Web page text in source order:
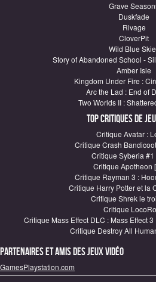
Grave
Duskfade
Rivage
CloverPit
Wild Blue
Story of Abandoned School -
Amber Isle
Kingdom Under Fire :
Arc the Lad : End of
Two Worlds II :
Top critiques de
Critique Avatar :
Critique Crash
Critique Syberia #1
Critique Apotheon
Critique Rayman 3 :
Critique Harry Potter et la
Critique Shrek le
Critique
Critique Mass Effect DLC : Mass Effect
Critique Destroy All
Partenaires et amis des jeux vidéo
GamesPlaystation.com